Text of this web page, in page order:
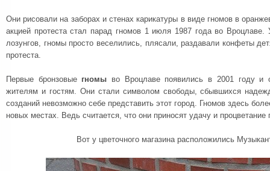
Они рисовали на заборах и стенах карикатуры в виде гномов в
акцией протеста стал парад гномов 1 июля 1987 года во
лозунгов, гномы просто веселились, плясали, раздавали конфеты
протеста.
Первые бронзовые гномы во Вроцлаве появились в 2001 году и
жителям и гостям. Они стали символом свободы, сбывшихся
созданий невозможно себе представить этот город. Гномов здесь
новых местах. Ведь считается, что они приносят удачу и процветание
Вот у цветочного магазина расположились